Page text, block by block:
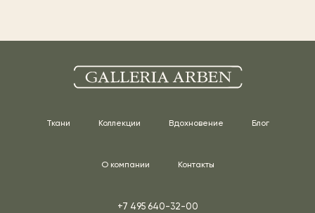
Ткани Коллекции Вдохновение Блог
О компании Контакты
+7 495 640-32-00